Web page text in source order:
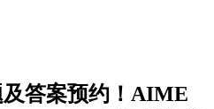
答案预约！AIME